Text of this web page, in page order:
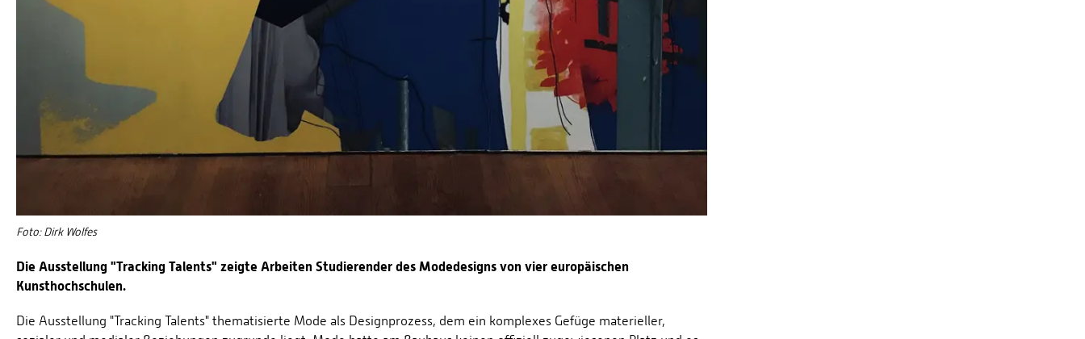
Foto: Dirk Wolfes
Die Ausstellung "Tracking Talents" zeigte Arbeiten Studierender des Modedesigns von vier europäischen
Kunsthochschulen.
Die Ausstellung "Tracking Talents" thematisierte Mode als Designprozess, dem ein komplexes Gefüge materieller,